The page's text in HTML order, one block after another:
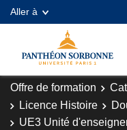
Aller à
Offre de formation
Licence Histoire
UE3 Unité